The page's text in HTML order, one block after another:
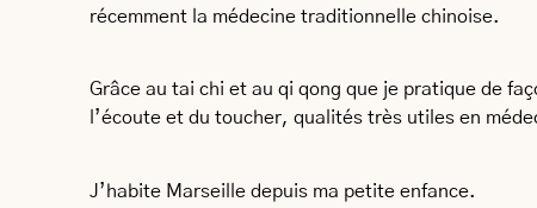
récemment la médecine traditionnelle chinoise.
Grâce au tai chi et au qi qong que je pratique de
l’écoute et du toucher, qualités très utiles en
J’habite Marseille depuis ma petite enfance.